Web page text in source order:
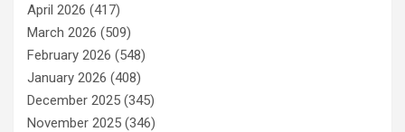
April 2026 (417)
March 2026 (509)
February 2026 (548)
January 2026 (408)
December 2025 (345)
November 2025 (346)